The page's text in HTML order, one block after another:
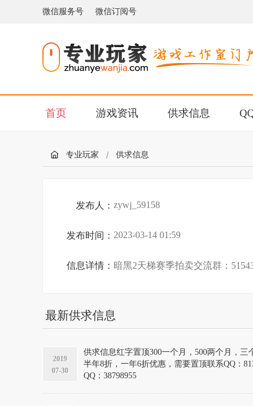
微信服务号 微信订阅号
首页 游戏资讯 供求信息
专业玩家 供求信息
发布人： zywj_59158
发布时间： 2023-03-14 01:59
信息详情： 暗黑2天梯赛季拍卖交流群：
最新供求信息
2019
07-30
供求信息红字置顶300一个月，500两个月，三
半年8折，一年6折优惠，需要置顶联系QQ：
QQ：38798955